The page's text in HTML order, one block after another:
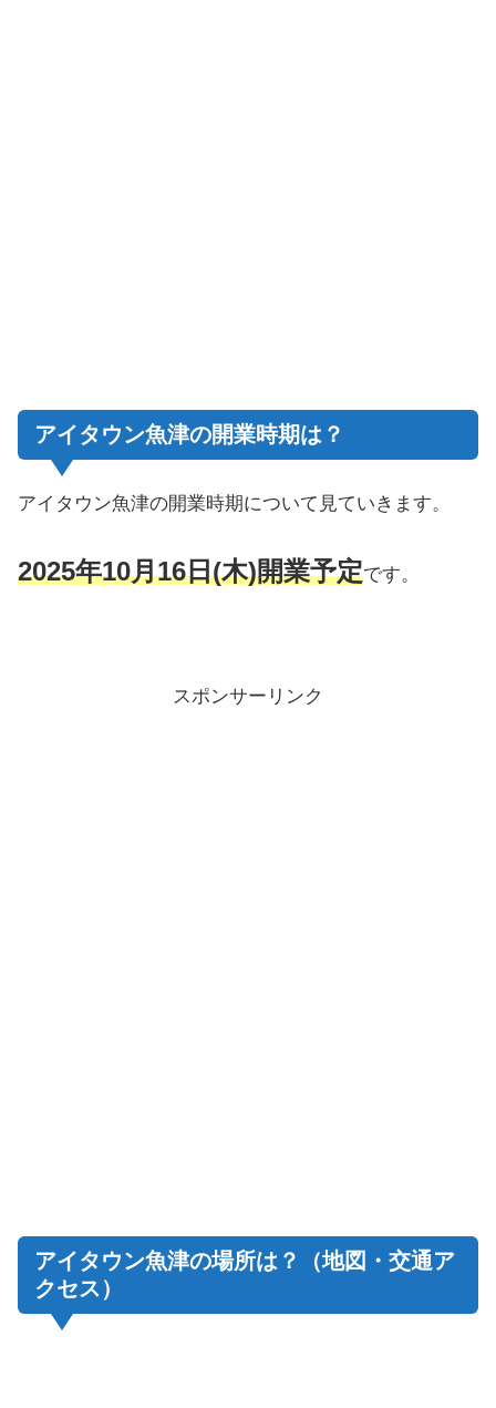
アイタウン魚津の開業時期は？
アイタウン魚津の開業時期について見ていきます。
2025年10月16日(木)開業予定です。
スポンサーリンク
アイタウン魚津の場所は？（地図・交通ア
クセス）